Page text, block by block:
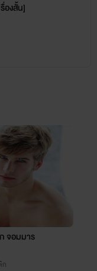
องสั้น]
จอมมาร
ก